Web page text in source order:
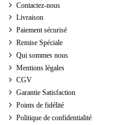
Contactez-nous
Livraison
Paiement sécurisé
Remise Spéciale
Qui sommes nous
Mentions légales
CGV
Garantie Satisfaction
Points de fidélité
Politique de confidentialité